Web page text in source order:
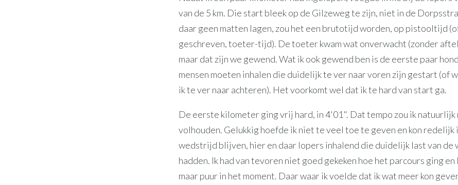
van de 5 km. Die start bleek op de Gilzeweg te zijn, niet in de
daar geen matten lagen, zou het een brutotijd worden, op pistooltijd
geschreven, toeter-tijd). De toeter kwam wat onverwacht (zonder
maar dat zijn we gewend. Wat ik ook gewend ben is de eerste paar
mensen moeten inhalen die duidelijk te ver naar voren zijn gestart (of
ik te ver naar achteren). Het voorkomt wel dat ik te hard van start ga.
De eerste kilometer ging vrij hard, in 4'01". Dat tempo zou ik natuurlijk
volhouden. Gelukkig hoefde ik niet te veel toe te geven en kon redelijk
wedstrijd blijven, hier en daar lopers inhalend die duidelijk last van de
hadden. Ik had van tevoren niet goed gekeken hoe het parcours ging
maar puur in het moment. Daar waar ik voelde dat ik wat meer kon